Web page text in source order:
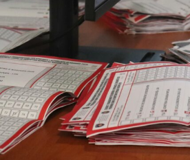
Art Jete
Kulturë
Showbiz
Ekonomi